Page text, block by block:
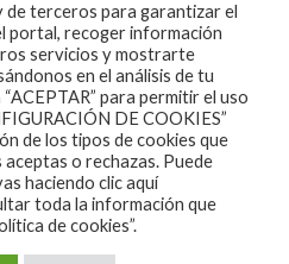
-CODETIPITHEME
de terceros para garantizar el
portal, recoger información
servicios y mostrarte
en el análisis de tu
para permitir el uso
DE COOKIES”
de los tipos de cookies que
o rechazas. Puede
haciendo clic aquí
toda la información que
de cookies”.